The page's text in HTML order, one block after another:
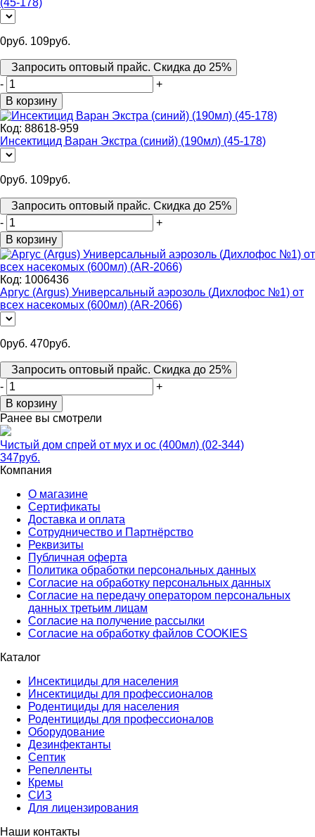
0руб. 109руб.
Запросить оптовый прайс. Скидка до 25%
-
+
В корзину
Код: 88618-959
Инсектицид Варан Экстра (синий) (190мл) (45-178)
0руб. 109руб.
Запросить оптовый прайс. Скидка до 25%
-
+
В корзину
Код: 1006436
Аргус (Argus) Универсальный аэрозоль (Дихлофос №1) от
всех насекомых (600мл) (AR-2066)
0руб. 470руб.
Запросить оптовый прайс. Скидка до 25%
-
+
В корзину
Ранее вы смотрели
Чистый дом спрей от мух и ос (400мл) (02-344)
347руб.
Компания
О магазине
Сертификаты
Доставка и оплата
Сотрудничество и Партнёрство
Реквизиты
Публичная оферта
Политика обработки персональных данных
Согласие на обработку персональных данных
Согласие на передачу оператором персональных
данных третьим лицам
Согласие на получение рассылки
Согласие на обработку файлов COOKIES
Каталог
Инсектициды для населения
Инсектициды для профессионалов
Родентициды для населения
Родентициды для профессионалов
Оборудование
Дезинфектанты
Септик
Репелленты
Кремы
СИЗ
Для лицензирования
Наши контакты